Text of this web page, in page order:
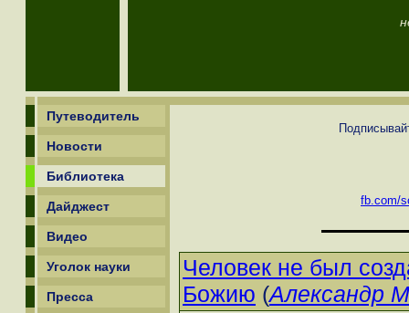
Путеводитель
Новости
Библиотека
Дайджест
Видео
Уголок науки
Пресса
fb.com/
Человек не был
Божию (Александр